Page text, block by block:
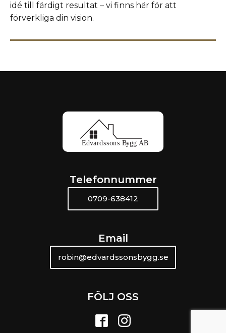
idé till färdigt resultat – vi finns här för att
förverkliga din vision.
Telefonnummer
0709-638412
Email
robin@edvardssonsbygg.se
FÖLJ OSS